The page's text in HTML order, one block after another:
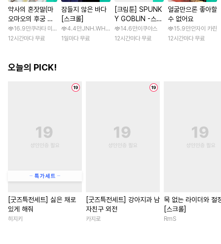
약사의 혼잣말(마
오마오의 후궁 수
수께끼 풀이수첩)
16.9만쿠라타 미노지 / 휴우가 나츠
12시간마다 무료
잠들지 않은 바다
[스크롤]
4.4만JNH.WH Studio / Lasso
1일마다 무료
[크림툰] SPUNK
Y GOBLIN -스펑
키 고블린- [스크
롤]
14.6만이쿠야스
12시간마다 무료
얼굴만으론 좋아할
수 없어요
15.9만안자이 카린
12시간마다 무료
오늘의 PICK!
[굿즈특전세트] 싫은 채로
있게 해줘
히지키
[굿즈특전세트] 강아지과 남
자친구 외전
카지로
목 없는 라이더와 절
[스크롤]
RmS